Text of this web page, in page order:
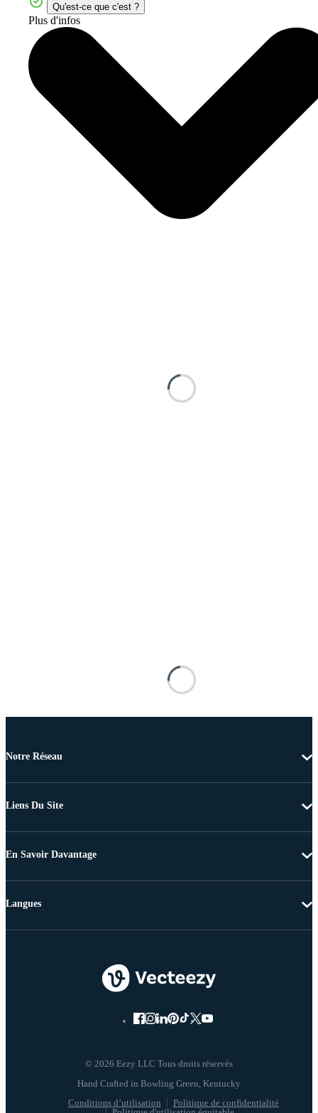
Qu'est-ce que c'est ?
Plus d'infos
Notre Réseau
Liens Du Site
En Savoir Davantage
© 2026 Eezy LLC Tous droits réservés
Conditions d’utilisation
Politique de confidentialité
Langues